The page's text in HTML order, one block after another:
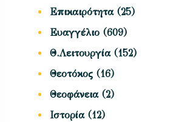
Επικαιρότητα(25)
Ευαγγέλιο (609)
Θ.Λειτουργία(152)
Θεοτόκος (16)
Θεοφάνεια(2)
Ιστορία(12)